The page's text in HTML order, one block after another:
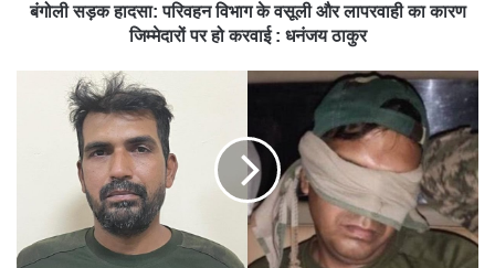
बंगोली सड़क हादसा: परिवहन विभाग के वसूली और लापरवाही का कारण
जिम्मेदारों पर हो करवाई : धनंजय ठाकुर